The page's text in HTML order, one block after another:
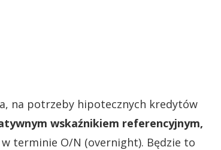
na potrzeby hipotecznych kredytów
wskaźnikiem referencyjnym,
terminie O/N (overnight). Będzie to